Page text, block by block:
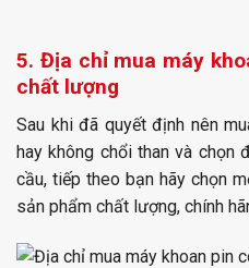
5. Địa chỉ mua máy
chất lượng
Sau khi đã quyết định nên
hay không chổi than và chọn
cầu, tiếp theo bạn hãy chọn
sản phẩm chất lượng, chính